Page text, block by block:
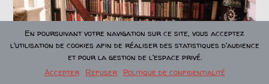
En poursuivant votre navigation sur ce site, vous acceptez
l'utilisation de cookies afin de réaliser des statistiques d'audience
et pour la gestion de l'espace privé.
Accepter
Refuser Politique de confidentialité